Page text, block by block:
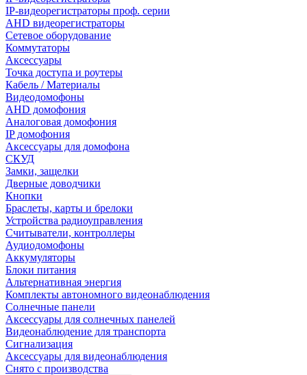
IP-видеорегистраторы проф. серии
AHD видеорегистраторы
Сетевое оборудование
Коммутаторы
Аксессуары
Точка доступа и роутеры
Кабель / Материалы
Видеодомофоны
AHD домофония
Аналоговая домофония
IP домофония
Аксессуары для домофона
СКУД
Замки, защелки
Дверные доводчики
Кнопки
Браслеты, карты и брелоки
Устройства радиоуправления
Считыватели, контроллеры
Аудиодомофоны
Аккумуляторы
Блоки питания
Альтернативная энергия
Комплекты автономного видеонаблюдения
Солнечные панели
Аксессуары для солнечных панелей
Видеонаблюдение для транспорта
Сигнализация
Аксессуары для видеонаблюдения
Снято с производства